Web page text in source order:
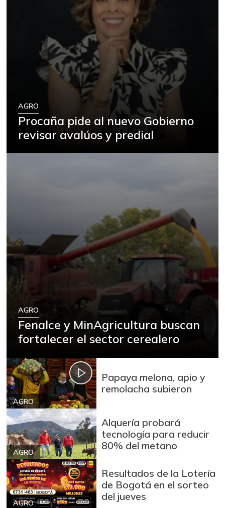
AGRO
Procaña pide al nuevo Gobierno
revisar avalúos y predial
AGRO
Fenalce y MinAgricultura buscan
fortalecer el sector cerealero
AGRO
Papaya melona, apio y
remolacha subieron
AGRO
Alquería probará
tecnología para reducir
80% del metano
AGRO
Resultados de la Lotería
de Bogotá en el sorteo
del jueves